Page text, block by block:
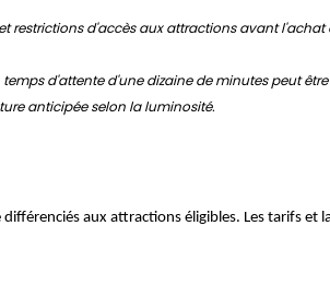
restrictions d'accès aux attractions avant l'achat
d'attente d'une dizaine de minutes peut
anticipée selon la luminosité.
aux attractions éligibles. Les tarifs et